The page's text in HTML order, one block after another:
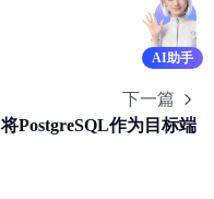
下一篇
将PostgreSQL作为目标端
AI助手